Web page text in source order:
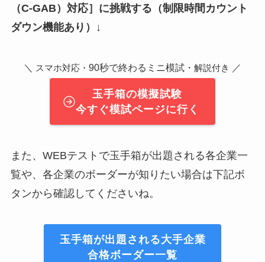
（C-GAB）対応］ に挑戦する（制限時間カウント
ダウン機能あり）↓
＼ スマホ対応・ 90秒で終わるミニ模試・ 解説付き ／
玉手箱の模擬試験
今すぐ模試ページに行く
また、WEBテストで玉手箱が出題される各企業一
覧や、各企業のボーダーが知りたい場合は下記ボ
タンから確認してくださいね。
玉手箱が出題される大手企業
合格ボーダー一覧